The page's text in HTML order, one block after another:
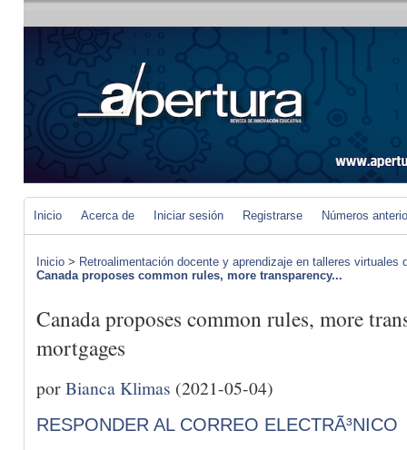
Inicio Acerca de Iniciar sesión Registrarse Números
Inicio > Retroalimentación docente y aprendizaje en talleres virtuales
Canada proposes common rules, more transparency...
Canada proposes common rules, more
mortgages
porBianca Klimas (2021-05-04)
RESPONDER AL CORREO ELECTRÃ³NICO